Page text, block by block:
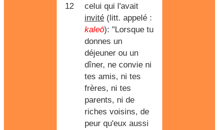
12
celui qui l'avait
invité (litt. appelé :
kaleō): "Lorsque tu
donnes un
déjeuner ou un
dîner, ne convie ni
tes amis, ni tes
frères, ni tes
parents, ni de
riches voisins, de
peur qu'eux aussi